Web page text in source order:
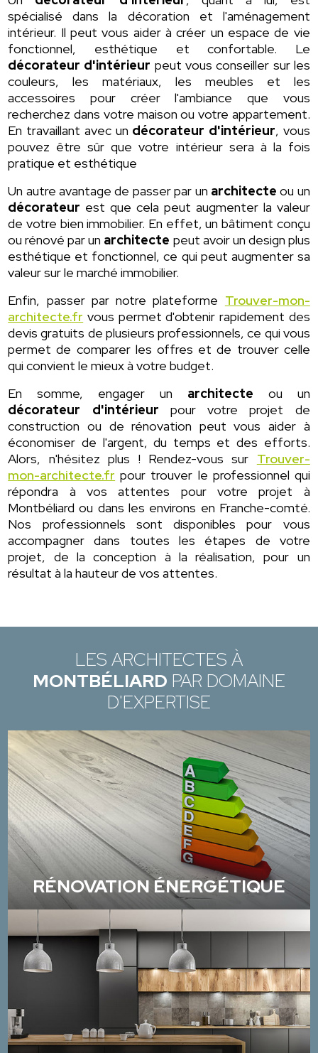
spécialisé dans la décoration et l'aménagement
intérieur. Il peut vous aider à créer un espace de vie
fonctionnel, esthétique et confortable. Le
décorateur d'intérieur peut vous conseiller sur les
couleurs, les matériaux, les meubles et les
accessoires pour créer l'ambiance que vous
recherchez dans votre maison ou votre appartement.
En travaillant avec un décorateur d'intérieur, vous
pouvez être sûr que votre intérieur sera à la fois
pratique et esthétique
Un autre avantage de passer par un architecte ou un
décorateur est que cela peut augmenter la valeur
de votre bien immobilier. En effet, un bâtiment conçu
ou rénové par un architecte peut avoir un design plus
esthétique et fonctionnel, ce qui peut augmenter sa
valeur sur le marché immobilier.
Enfin, passer par notre plateforme Trouver-mon-
architecte.fr vous permet d'obtenir rapidement des
devis gratuits de plusieurs professionnels, ce qui vous
permet de comparer les offres et de trouver celle
qui convient le mieux à votre budget.
En somme, engager un architecte ou un
décorateur d'intérieur pour votre projet de
construction ou de rénovation peut vous aider à
économiser de l'argent, du temps et des efforts.
Alors, n'hésitez plus ! Rendez-vous sur Trouver-
mon-architecte.fr pour trouver le professionnel qui
répondra à vos attentes pour votre projet à
Montbéliard ou dans les environs en Franche-comté.
Nos professionnels sont disponibles pour vous
accompagner dans toutes les étapes de votre
projet, de la conception à la réalisation, pour un
résultat à la hauteur de vos attentes.
LES ARCHITECTES À
MONTBÉLIARD PAR DOMAINE
D'EXPERTISE
RÉNOVATION ÉNERGÉTIQUE